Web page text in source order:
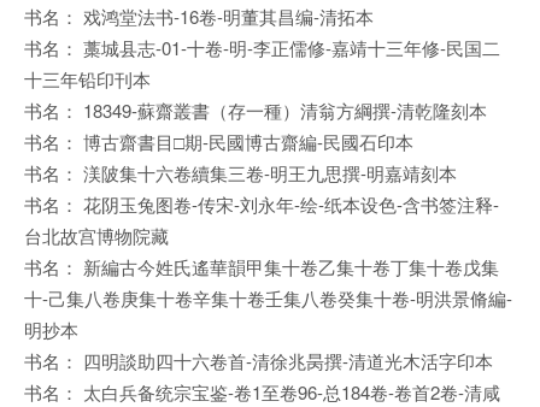
书名： 戏鸿堂法书-16卷-明董其昌编-清拓本
书名： 藁城县志-01-十卷-明-李正儒修-嘉靖十三年修-民国二
十三年铅印刊本
书名： 18349-蘇齋叢書（存一種）清翁方綱撰-清乾隆刻本
书名： 博古齋書目□期-民國博古齋編-民國石印本
书名： 渼陂集十六卷續集三卷-明王九思撰-明嘉靖刻本
书名： 花阴玉兔图卷-传宋-刘永年-绘-纸本设色-含书签注释-
台北故宫博物院藏
书名： 新編古今姓氏遙華韻甲集十卷乙集十卷丁集十卷戊集
十-己集八卷庚集十卷辛集十卷壬集八卷癸集十卷-明洪景脩編-
明抄本
书名： 四明談助四十六卷首-清徐兆昺撰-清道光木活字印本
书名： 太白兵备统宗宝鉴-卷1至卷96-总184卷-卷首2卷-清咸